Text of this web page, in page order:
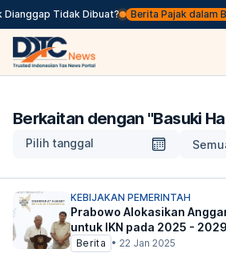
Tidak Dibuat? Berita Pajak dalam
Berkaitan dengan "Basuki
Pilih tanggal
KEBIJAKAN PEMERINTAH
Prabowo Alokasikan
untuk IKN pada 2025 - 2029
Berita • 22 Jan 2025